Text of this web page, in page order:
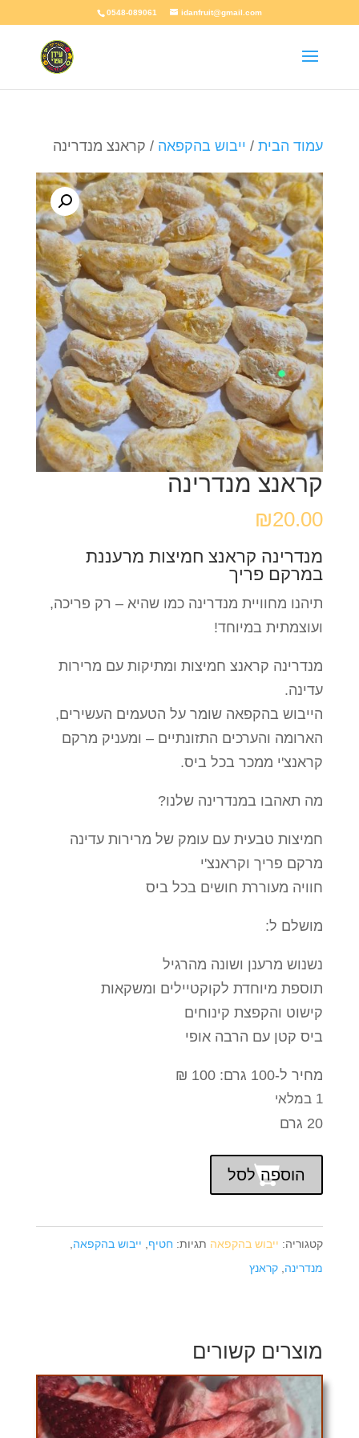
0548-089061 idanfruit@gmail.com
עמוד הבית/ ייבוש בהקפאה / קראנצ מנדרינה
קראנצ מנדרינה
₪20.00
מנדרינה קראנצ חמיצות מרעננת
במרקם פריך
תיהנו מחוויית מנדרינה כמו שהיא – רק פריכה,
ועוצמתית במיוחד!
מנדרינה קראנצ חמיצות ומתיקות עם מרירות
עדינה.
הייבוש בהקפאה שומר על הטעמים העשירים,
הארומה והערכים התזונתיים – ומעניק מרקם
קראנצ'י ממכר בכל ביס.
מה תאהבו במנדרינה שלנו?
חמיצות טבעית עם עומק של מרירות עדינה
מרקם פריך וקראנצ'י
חוויה מעוררת חושים בכל ביס
מושלם ל:
נשנוש מרענן ושונה מהרגיל
תוספת מיוחדת לקוקטיילים ומשקאות
קישוט והקפצת קינוחים
ביס קטן עם הרבה אופי
מחיר ל-100 גרם: 100 ₪
1 במלאי
20 גרם
הוספה לסל
קטגוריה: ייבוש בהקפאה תגיות: חטיף, ייבוש בהקפאה,
מנדרינה, קראנץ
מוצרים קשורים